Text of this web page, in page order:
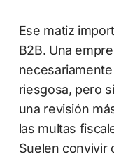
Ese matiz
B2B. Una
riesgosa, pero
una revisión
las multas
Suelen convivir